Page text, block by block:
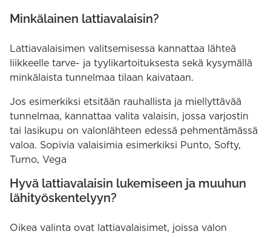
Minkälainen lattiavalaisin?
Lattiavalaisimen valitsemisessa kannattaa lähteä
liikkeelle tarve- ja tyylikartoituksesta sekä kysymällä
minkälaista tunnelmaa tilaan kaivataan.
Jos esimerkiksi etsitään rauhallista ja miellyttävää
tunnelmaa, kannattaa valita valaisin, jossa varjostin
tai lasikupu on valonlähteen edessä pehmentämässä
valoa. Sopivia valaisimia esimerkiksi Punto, Softy,
Turno, Vega
Hyvä lattiavalaisin lukemiseen ja muuhun
lähityöskentelyyn?
Oikea valinta ovat lattiavalaisimet, joissa valon